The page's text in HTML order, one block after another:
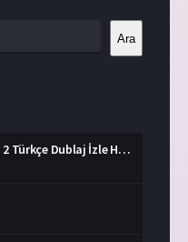
Ara
Alita Savaş Meleği 2 Türkçe Dublaj İzle HD Film